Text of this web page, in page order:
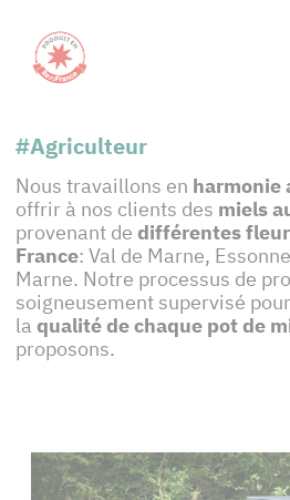
#Agriculteur
Nous travaillons en harmonie
offrir à nos clients des miels
provenant de différentes
France: Val de Marne,
Marne. Notre processus de
soigneusement supervisé
la qualité de chaque pot de
proposons.